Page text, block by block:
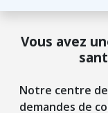
Vous avez
Notre centre
demandes de